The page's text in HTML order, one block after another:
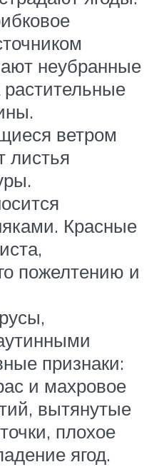
неубранные
растительные
ветром
листья
Красные
пожелтению и
признаки:
и махровое
вытянутые
плохое
ягод.